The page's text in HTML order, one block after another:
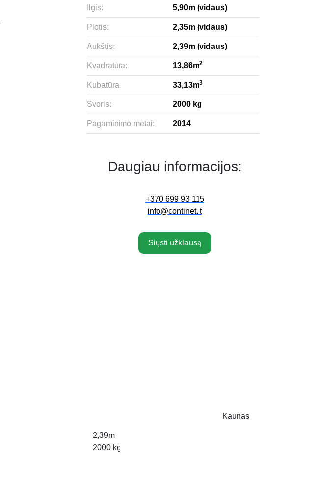
Ilgis: 5,90m (vidaus)
Plotis: 2,35m (vidaus)
Aukštis: 2,39m (vidaus)
Kvadratūra: 13,86m2
Kubatūra: 33,13m3
Svoris: 2000 kg
Pagaminimo metai: 2014
Daugiau informacijos:
+370 699 93 115
info@continet.lt
Siųsti užklausą
Kaunas
2,39m
2000 kg